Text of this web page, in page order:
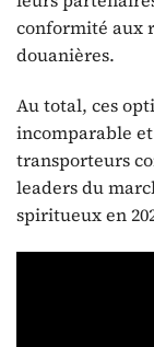
conformité aux
douanières.
Au total, ces
incomparable
transporteurs
leaders du
spiritueux en